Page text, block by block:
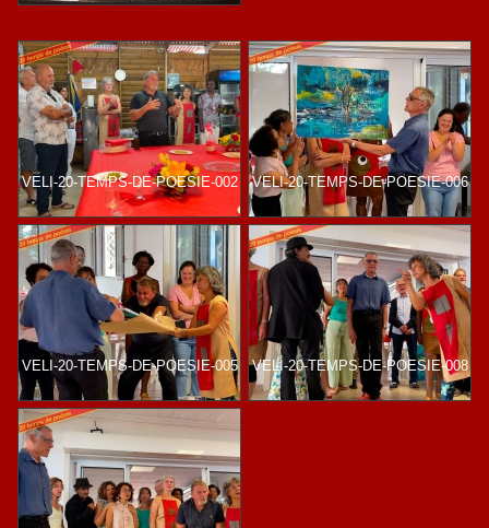
VELI-20-TEMPS-DE-POESIE-002 VELI-20-TEMPS-DE-POESIE-006
VELI-20-TEMPS-DE-POESIE-005 VELI-20-TEMPS-DE-POESIE-008